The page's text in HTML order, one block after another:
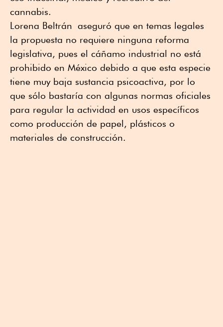
cannabis.
Lorena Beltrán aseguró que en temas legales
la propuesta no requiere ninguna reforma
legislativa, pues el cáñamo industrial no está
prohibido en México debido a que esta especie
tiene muy baja sustancia psicoactiva, por lo
que sólo bastaría con algunas normas oficiales
para regular la actividad en usos específicos
como producción de papel, plásticos o
materiales de construcción.